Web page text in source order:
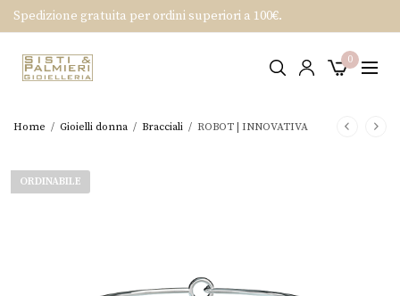
Spedizione gratuita per ordini superiori a 100€.
0
Home / Gioielli donna / Bracciali / ROBOT | INNOVATIVA
ORDINABILE